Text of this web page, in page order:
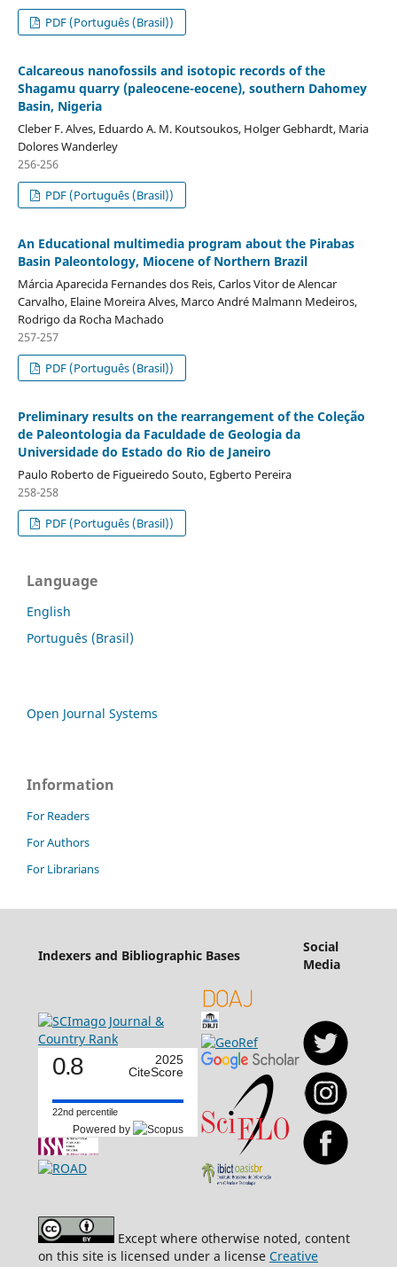
PDF (Português (Brasil))
Calcareous nanofossils and isotopic records of the
Shagamu quarry (paleocene-eocene), southern Dahomey
Basin, Nigeria
Cleber F. Alves, Eduardo A. M. Koutsoukos, Holger Gebhardt, Maria
Dolores Wanderley
256-256
PDF (Português (Brasil))
An Educational multimedia program about the Pirabas
Basin Paleontology, Miocene of Northern Brazil
Márcia Aparecida Fernandes dos Reis, Carlos Vitor de Alencar
Carvalho, Elaine Moreira Alves, Marco André Malmann Medeiros,
Rodrigo da Rocha Machado
257-257
PDF (Português (Brasil))
Preliminary results on the rearrangement of the Coleção
de Paleontologia da Faculdade de Geologia da
Universidade do Estado do Rio de Janeiro
Paulo Roberto de Figueiredo Souto, Egberto Pereira
258-258
PDF (Português (Brasil))
Language
English
Português (Brasil)
Open Journal Systems
Information
For Readers
For Authors
For Librarians
Indexers and Bibliographic Bases
Social
Media
0.8
2025
CiteScore
22nd percentile
Powered by
Except where otherwise noted, content
on this site is licensed under a license Creative